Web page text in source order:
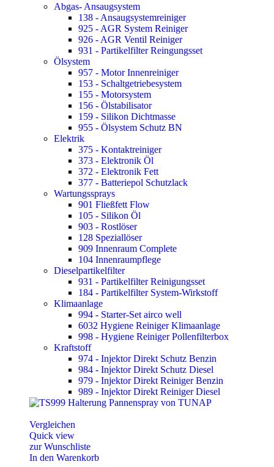
Abgas- Ansaugsystem
138 - Ansaugsystemreiniger
925 - AGR System Reiniger
926 - AGR Ventil Reiniger
931 - Partikelfilter Reingungsset
Ölsystem
957 - Motor Innenreiniger
153 - Schaltgetriebesystem
155 - Motorsystem
156 - Ölstabilisator
159 - Silikon Dichtmasse
955 - Ölsystem Schutz BN
Elektrik
375 - Kontaktreiniger
373 - Elektronik Öl
372 - Elektronik Fett
377 - Batteriepol Schutzlack
Wartungssprays
901 Fließfett Flow
105 - Silikon Öl
903 - Rostlöser
128 Speziallöser
909 Innenraum Complete
104 Innenraumpflege
Dieselpartikelfilter
931 - Partikelfilter Reinigungsset
184 - Partikelfilter System-Wirkstoff
Klimaanlage
994 - Starter-Set airco well
6032 Hygiene Reiniger Klimaanlage
998 - Hygiene Reiniger Pollenfilterbox
Kraftstoff
974 - Injektor Direkt Schutz Benzin
984 - Injektor Direkt Schutz Diesel
979 - Injektor Direkt Reiniger Benzin
989 - Injektor Direkt Reiniger Diesel
Vergleichen
Quick view
zur Wunschliste
In den Warenkorb